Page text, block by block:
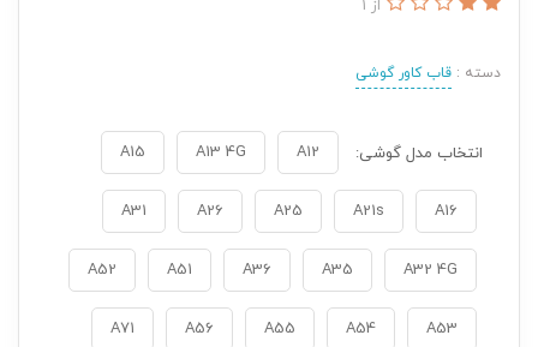
از 1
دسته : قاب کاور گوشی
انتخاب مدل گوشی: A12
A13 4G
A15
A16
A21s
A25
A26
A31
A32 4G
A35
A36
A51
A52
A53
A54
A55
A56
A71